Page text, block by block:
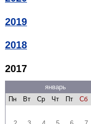
2019
2018
2017
январь
Пн
Вт Ср Чт Пт Сб